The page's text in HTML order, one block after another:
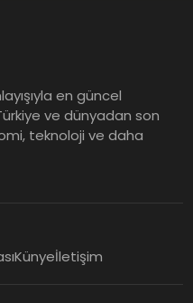
en güncel
ve dünyadan son
teknoloji ve daha
Künyeİletişim